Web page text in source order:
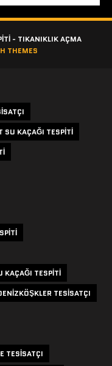
- TIKANIKLIK AÇMA
THEMES
SU KAÇAĞI TESPITI
KAÇAĞI TESPITI
TESISATÇI
TESISATÇI